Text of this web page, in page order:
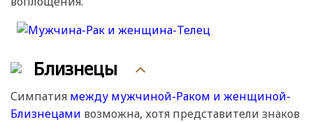
Близнецы
Симпатия между мужчиной-Раком и женщиной-
Близнецами возможна, хотя представители знаков